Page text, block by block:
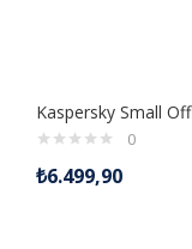
0
₺6.499,90